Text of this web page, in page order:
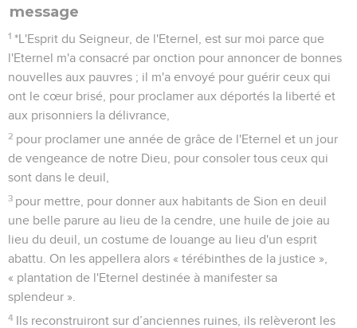
message
1 *L'Esprit du Seigneur, de l'Eternel, est sur moi parce que
l'Eternel m'a consacré par onction pour annoncer de bonnes
nouvelles aux pauvres ; il m'a envoyé pour guérir ceux qui
ont le cœur brisé, pour proclamer aux déportés la liberté et
aux prisonniers la délivrance,
2 pour proclamer une année de grâce de l'Eternel et un jour
de vengeance de notre Dieu, pour consoler tous ceux qui
sont dans le deuil,
3 pour mettre, pour donner aux habitants de Sion en deuil
une belle parure au lieu de la cendre, une huile de joie au
lieu du deuil, un costume de louange au lieu d'un esprit
abattu. On les appellera alors « térébinthes de la justice »,
« plantation de l'Eternel destinée à manifester sa
splendeur ».
4 Ils reconstruiront sur d’anciennes ruines, ils relèveront les